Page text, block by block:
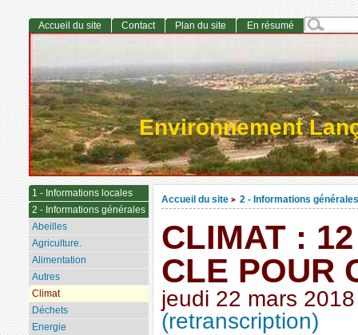
Environnement
Accueil du site > 2 - Informations générales
CLIMAT :
CLE POUR
jeudi 22 mars 2018
(retranscription)
Accueil du site Contact Plan du site En résumé
1 - Informations locales
2 - Informations générales
Abeilles
Agriculture.
Alimentation
Autres
Climat
Déchets
Energie